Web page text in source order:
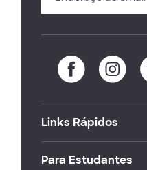
Links Rápidos
Para Estudantes